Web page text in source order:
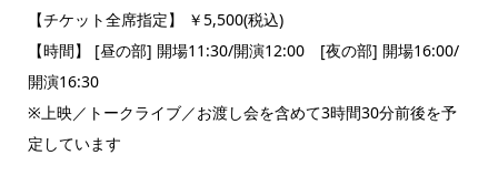
【チケット全席指定】 ￥5,500(税込)
【時間】 [昼の部] 開場11:30/開演12:00 [夜の部] 開場16:00/
開演16:30
※上映／トークライブ／お渡し会を含めて3時間30分前後を予
定しています